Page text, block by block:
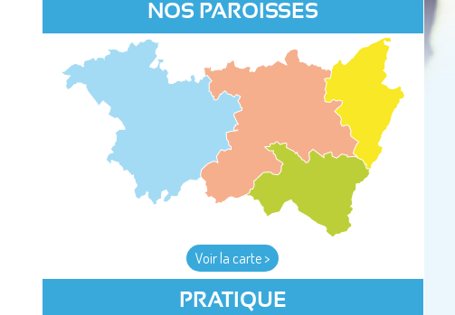
NOS PAROISSES
Voir la carte >
PRATIQUE